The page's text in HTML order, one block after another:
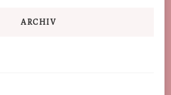
ARCHIV